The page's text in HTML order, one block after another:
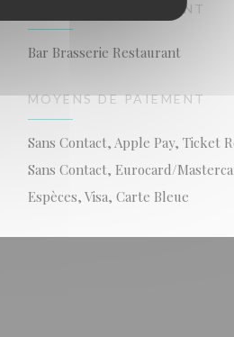
TYPE DE RESTAURANT
Bar Brasserie Restaurant
MOYENS DE PAIEMENT
Sans Contact, Apple Pay, Ticket
Sans Contact, Eurocard/
Espèces, Visa, Carte Bleue